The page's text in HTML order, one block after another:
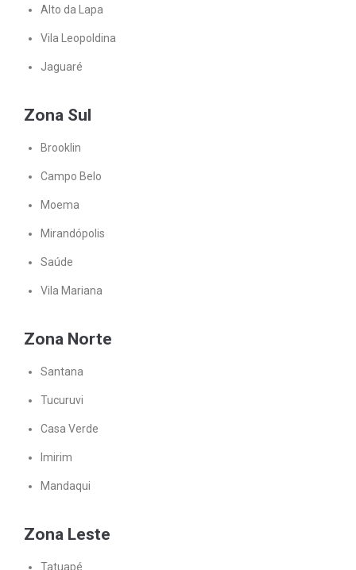
Alto da Lapa
Vila Leopoldina
Jaguaré
Zona Sul
Brooklin
Campo Belo
Moema
Mirandópolis
Saúde
Vila Mariana
Zona Norte
Santana
Tucuruvi
Casa Verde
Imirim
Mandaqui
Zona Leste
Tatuapé